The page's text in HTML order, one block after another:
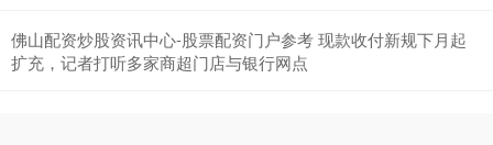
佛山配资炒股资讯中心-股票配资门户参考 现款收付新规下月起
扩充，记者打听多家商超门店与银行网点